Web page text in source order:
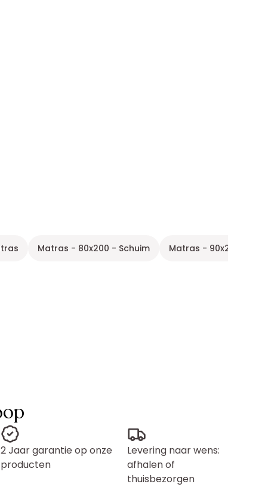
Matras - 80x200 - Schuim Matras - 90x200 -
2 Jaar garantie op onze
producten
Levering naar wens:
afhalen of
thuisbezorgen